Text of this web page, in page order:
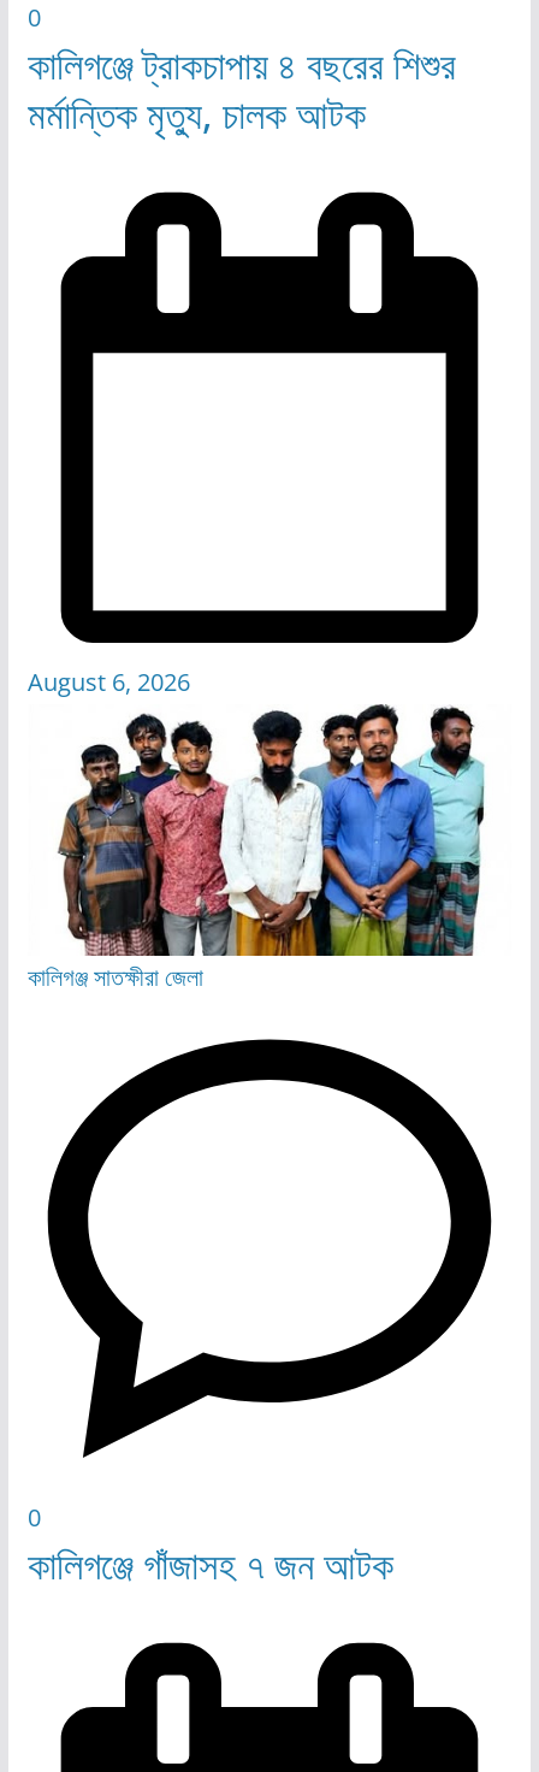
0
কালিগঞ্জে ট্রাকচাপায় ৪ বছরের শিশুর
মর্মান্তিক মৃত্যু, চালক আটক
August 6, 2026
কালিগঞ্জসাতক্ষীরা জেলা
0
কালিগঞ্জে গাঁজাসহ ৭ জন আটক